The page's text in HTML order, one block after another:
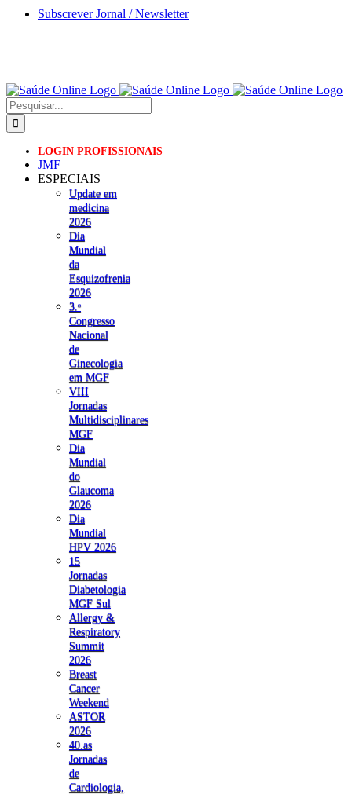
Skip
Subscrever Jornal / Newsletter
Pesquisar
LOGIN PROFISSIONAIS
JMF
ESPECIAIS
Update em
medicina
2026
Dia
Mundial
da
Esquizofrenia
2026
3.ᵒ
Congresso
Nacional
de
Ginecologia
em MGF
VIII
Jornadas
Multidisciplinares
MGF
Dia
Mundial
do
Glaucoma
2026
Dia
Mundial
HPV 2026
15
Jornadas
Diabetologia
MGF Sul
Allergy &
Respiratory
Summit
2026
Breast
Cancer
Weekend
ASTOR
2026
40.as
Jornadas
de
Cardiologia,